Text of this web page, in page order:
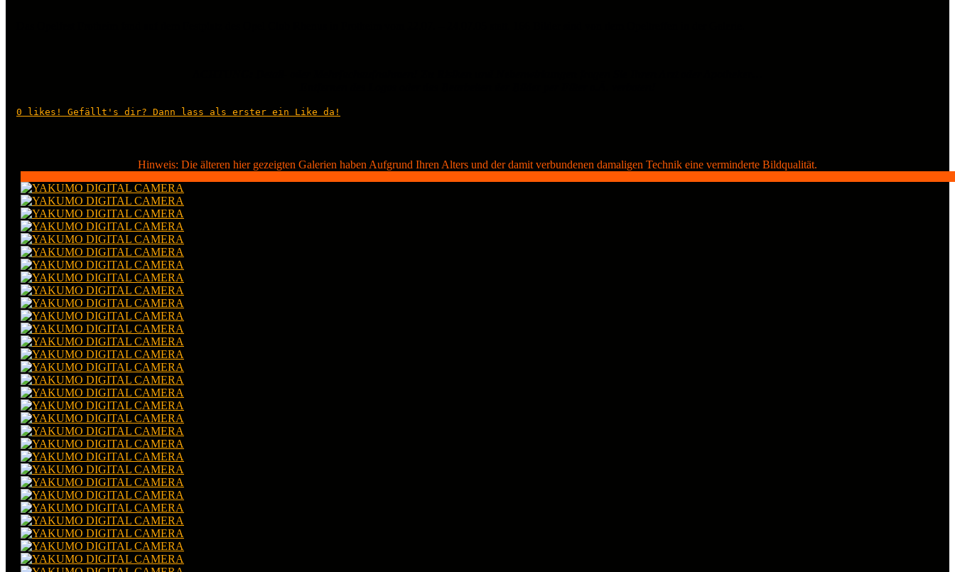
0 likes! Gefällt's dir? Dann lass als erster ein Like da!
Hinweis: Die älteren hier gezeigten Galerien haben Aufgrund Ihren Alters und der damit verbundenen damaligen Technik eine verminderte Bildqualität.